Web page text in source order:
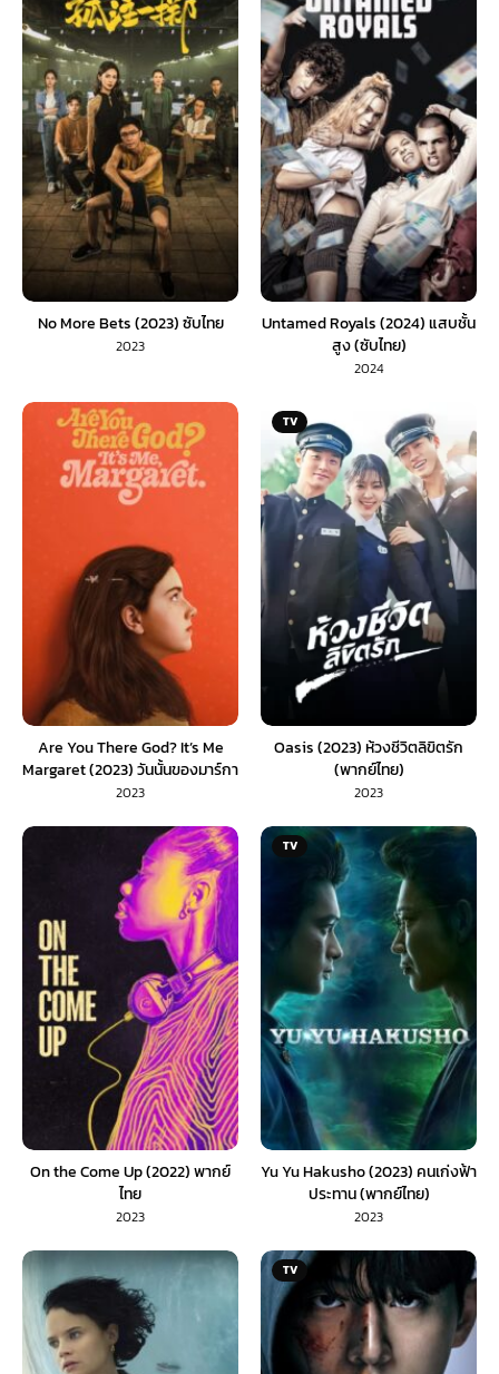
No More Bets (2023) ซับไทย
2023
Untamed Royals (2024) แสบชั้น
สูง (ซับไทย)
2024
Are You There God? It’s Me
Margaret (2023) วันนั้นของมาร์กา
เร็ต (พากย์ไทย)
2023
TV
Oasis (2023) ห้วงชีวิตลิขิตรัก
(พากย์ไทย)
2023
On the Come Up (2022) พากย์
ไทย
2023
TV
Yu Yu Hakusho (2023) คนเก่งฟ้า
ประทาน (พากย์ไทย)
2023
TV